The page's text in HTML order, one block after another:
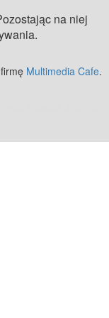
na niej
Multimedia Cafe.